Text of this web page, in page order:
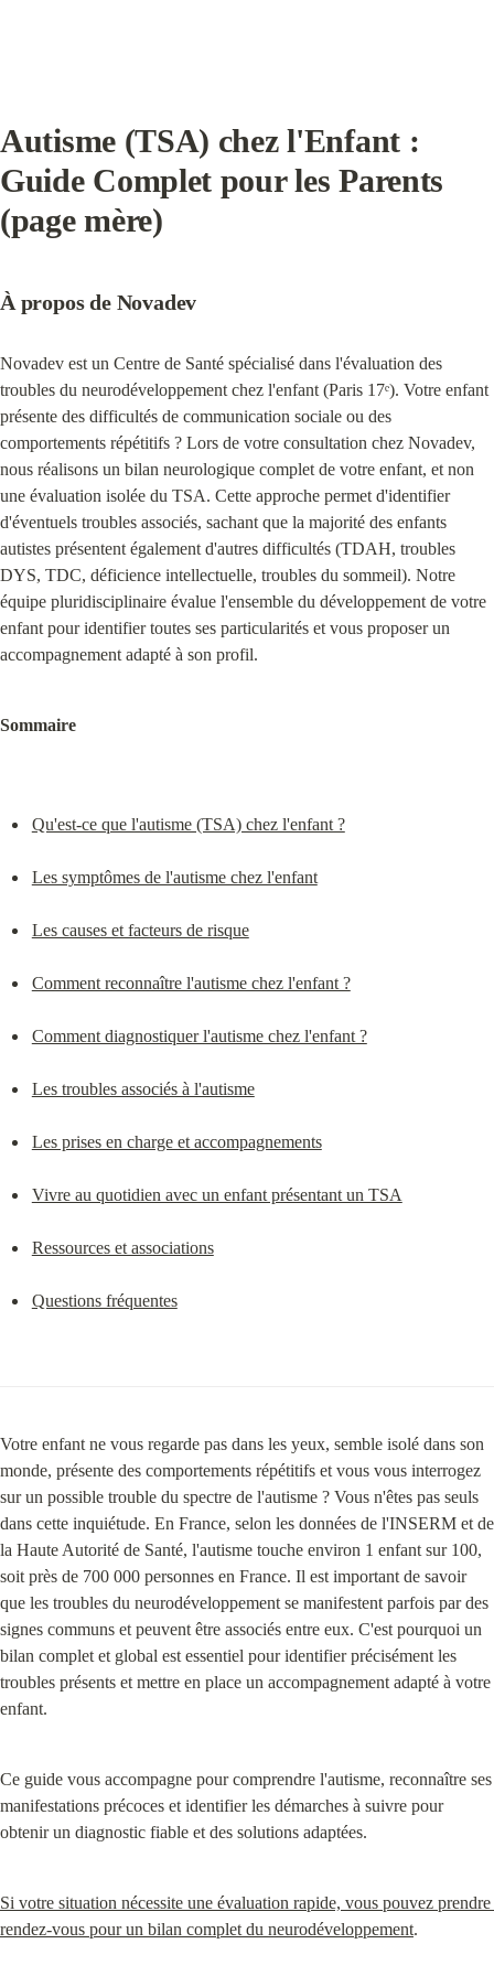
Autisme (TSA) chez l'Enfant :
Guide Complet pour les Parents
(page mère)
À propos de Novadev
Novadev est un Centre de Santé spécialisé dans l'évaluation des
troubles du neurodéveloppement chez l'enfant (Paris 17ᵉ). Votre enfant
présente des difficultés de communication sociale ou des
comportements répétitifs ? Lors de votre consultation chez Novadev,
nous réalisons un bilan neurologique complet de votre enfant, et non
une évaluation isolée du TSA. Cette approche permet d'identifier
d'éventuels troubles associés, sachant que la majorité des enfants
autistes présentent également d'autres difficultés (TDAH, troubles
DYS, TDC, déficience intellectuelle, troubles du sommeil). Notre
équipe pluridisciplinaire évalue l'ensemble du développement de votre
enfant pour identifier toutes ses particularités et vous proposer un
accompagnement adapté à son profil.
Sommaire
Qu'est-ce que l'autisme (TSA) chez l'enfant ?
Les symptômes de l'autisme chez l'enfant
Les causes et facteurs de risque
Comment reconnaître l'autisme chez l'enfant ?
Comment diagnostiquer l'autisme chez l'enfant ?
Les troubles associés à l'autisme
Les prises en charge et accompagnements
Vivre au quotidien avec un enfant présentant un TSA
Ressources et associations
Questions fréquentes
Votre enfant ne vous regarde pas dans les yeux, semble isolé dans son
monde, présente des comportements répétitifs et vous vous interrogez
sur un possible trouble du spectre de l'autisme ? Vous n'êtes pas seuls
dans cette inquiétude. En France, selon les données de l'INSERM et de
la Haute Autorité de Santé, l'autisme touche environ 1 enfant sur 100,
soit près de 700 000 personnes en France. Il est important de savoir
que les troubles du neurodéveloppement se manifestent parfois par des
signes communs et peuvent être associés entre eux. C'est pourquoi un
bilan complet et global est essentiel pour identifier précisément les
troubles présents et mettre en place un accompagnement adapté à votre
enfant.
Ce guide vous accompagne pour comprendre l'autisme, reconnaître ses
manifestations précoces et identifier les démarches à suivre pour
obtenir un diagnostic fiable et des solutions adaptées.
Si votre situation nécessite une évaluation rapide, vous pouvez prendre
rendez-vous pour un bilan complet du neurodéveloppement.